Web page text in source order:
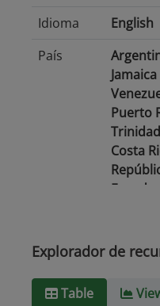
Idioma
English
País
Jamaica
Puerto
Costa
Ecuador
Tipo de
text/csv
Explorador de
Table